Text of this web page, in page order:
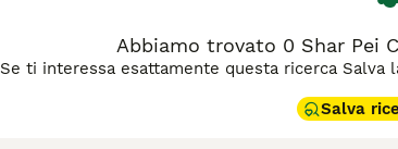
Abbiamo trovato 0 Shar Pei
Se ti interessa esattamente questa ricerca
Salva